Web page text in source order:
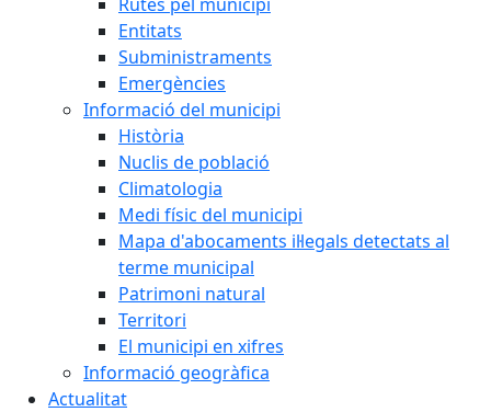
Entitats
Subministraments
Emergències
Informació del municipi
Història
Nuclis de població
Climatologia
Medi físic del municipi
Mapa d'abocaments il·legals detectats al
terme municipal
Patrimoni natural
Territori
El municipi en xifres
Informació geogràfica
Actualitat